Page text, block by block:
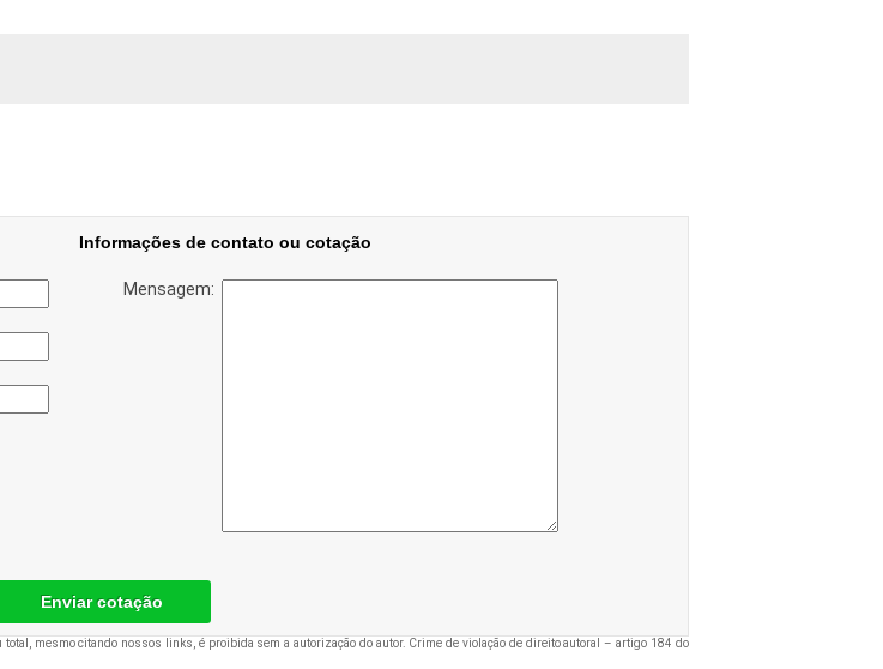
Informações de contato ou cotação
Mensagem:
Enviar cotação
total, mesmo citando nossos links, é proibida sem a autorização do autor. Crime de violação de direito autoral – artigo 184 do